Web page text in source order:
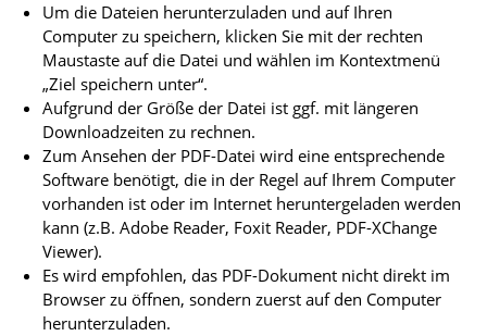
Um die Dateien herunterzuladen und auf Ihren
Computer zu speichern, klicken Sie mit der rechten
Maustaste auf die Datei und wählen im Kontextmenü
„Ziel speichern unter“.
Aufgrund der Größe der Datei ist ggf. mit längeren
Downloadzeiten zu rechnen.
Zum Ansehen der PDF-Datei wird eine entsprechende
Software benötigt, die in der Regel auf Ihrem Computer
vorhanden ist oder im Internet heruntergeladen werden
kann (z.B. Adobe Reader, Foxit Reader, PDF-XChange
Viewer).
Es wird empfohlen, das PDF-Dokument nicht direkt im
Browser zu öffnen, sondern zuerst auf den Computer
herunterzuladen.